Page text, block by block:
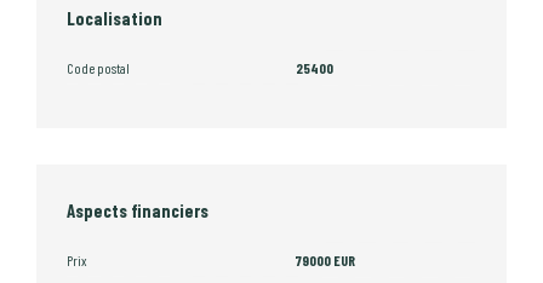
Localisation
Code postal 25400
Aspects financiers
Prix 79000 EUR